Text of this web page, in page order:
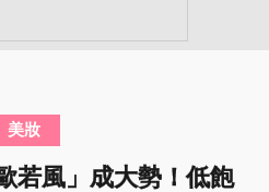
美妝
若風」成大勢！低飽